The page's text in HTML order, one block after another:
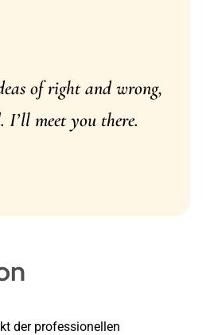
of right and wrong,
I’ll meet you there.
der professionellen